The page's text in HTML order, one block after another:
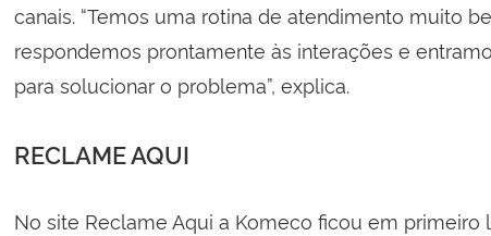
canais. “Temos uma rotina de atendimento muito
respondemos prontamente às interações e
para solucionar o problema”, explica.
RECLAME AQUI
No site Reclame Aqui a Komeco ficou em primeiro